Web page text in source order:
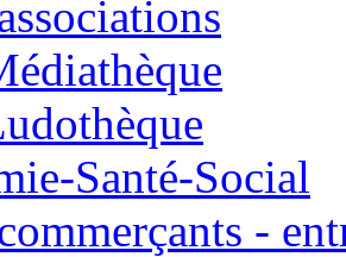
Santé-Social
-